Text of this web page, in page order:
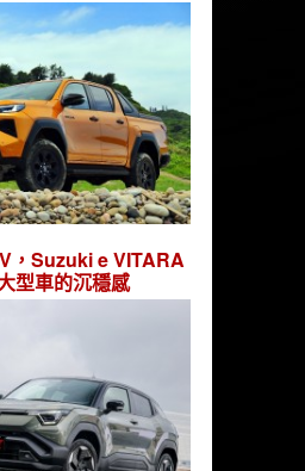
，Suzuki e VITARA
型車的沉穩感